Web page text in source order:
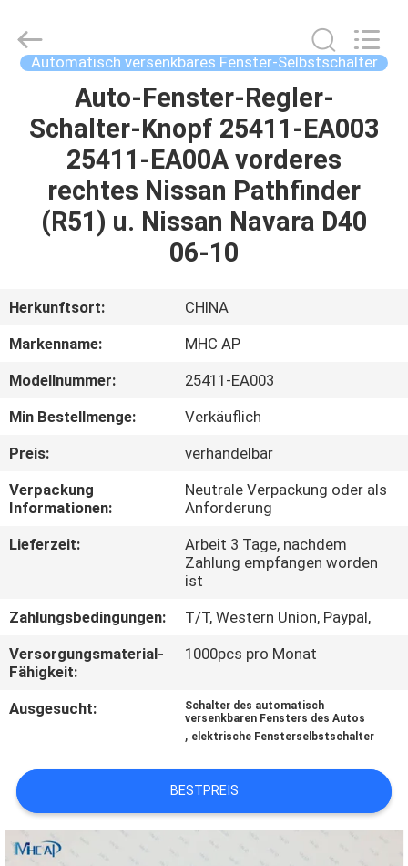
PRODUKTE
ÜBER
UNS
FABRIK-
AUSFLUG
QUALITÄTSKONTROLLE
KONTAKTIERE
UNS
FORDERN
ZITAT
SITEMAP
POLICY
Parts
Limited.
Rights Automatisch versenkbares Fenster-Selbstschalter
Auto-Fenster-Regler-
Schalter-Knopf 25411-EA003
25411-EA00A vorderes
rechtes Nissan Pathfinder
(R51) u. Nissan Navara D40
06-10
Herkunftsort:
CHINA
Markenname:
MHC AP
Modellnummer:
25411-EA003
Min Bestellmenge:
Verkäuflich
Preis:
verhandelbar
Verpackung
Informationen:
Neutrale Verpackung oder als
Anforderung
Lieferzeit:
Arbeit 3 Tage, nachdem
Zahlung empfangen worden
ist
Zahlungsbedingungen:
T/T, Western Union, Paypal,
Versorgungsmaterial-
Fähigkeit:
1000pcs pro Monat
Ausgesucht:
Schalter des automatisch
versenkbaren Fensters des Autos
, elektrische Fensterselbstschalter
BESTPREIS